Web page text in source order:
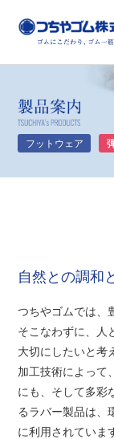
フットウェア
自然との調和
つちやゴムでは、
そこなわずに、人
大切にしたいと考
加工技術によって
にも、そして多彩
るラバー製品は、
に利用されていま